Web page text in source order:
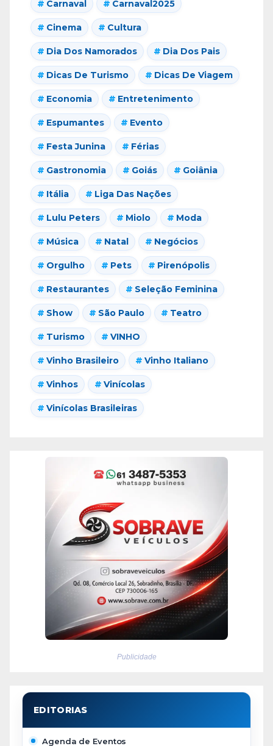
Carnaval Carnaval2025
Cinema Cultura
Dia Dos Namorados Dia Dos Pais
Dicas De Turismo Dicas De Viagem
Economia Entretenimento
Espumantes Evento
Festa Junina Férias
Gastronomia Goiás Goiânia
Itália Liga Das Nações
Lulu Peters Miolo Moda
Música Natal Negócios
Orgulho Pets Pirenópolis
Restaurantes Seleção Feminina
Show São Paulo Teatro
Turismo VINHO
Vinho Brasileiro Vinho Italiano
Vinhos Vinícolas
Vinícolas Brasileiras
Publicidade
Agenda de Eventos